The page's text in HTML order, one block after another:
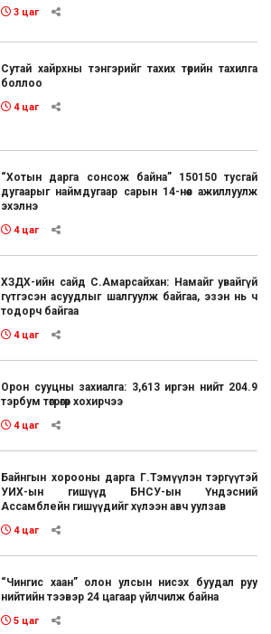
3 цаг
Сутай хайрхны тэнгэрийг тахих төрийн тахилга
боллоо
4 цаг
“Хотын дарга сонсож байна” 150150 тусгай
дугаарыг наймдугаар сарын 14-нөөс ажиллуулж
эхэлнэ
4 цаг
ХЗДХ-ийн сайд С.Амарсайхан: Намайг увайгүй
гүтгэсэн асуудлыг шалгуулж байгаа, эзэн нь ч
тодорч байгаа
4 цаг
Орон сууцны захиалга: 3,613 иргэн нийт 204.9
тэрбум төгрөгөөр хохирчээ
4 цаг
Байнгын хорооны дарга Г.Тэмүүлэн тэргүүтэй
УИХ-ын гишүүд БНСУ-ын Үндэсний
Ассамблейн гишүүдийг хүлээн авч уулзав
4 цаг
“Чингис хаан” олон улсын нисэх буудал руу
нийтийн тээвэр 24 цагаар үйлчилж байна
5 цаг